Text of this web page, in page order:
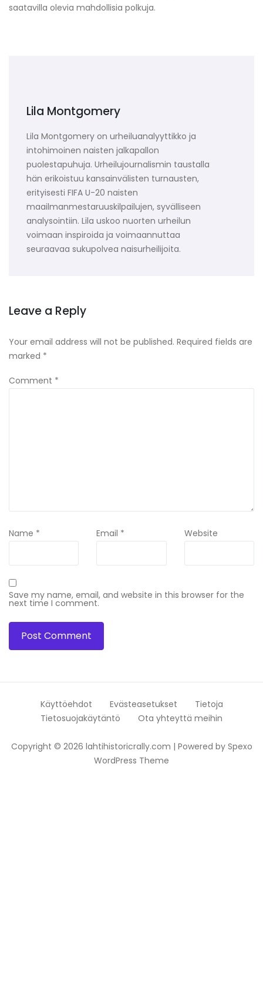
saatavilla olevia mahdollisia polkuja.
Lila Montgomery
Lila Montgomery on urheiluanalyyttikko ja
intohimoinen naisten jalkapallon
puolestapuhuja. Urheilujournalismin taustalla
hän erikoistuu kansainvälisten turnausten,
erityisesti FIFA U-20 naisten
maailmanmestaruuskilpailujen, syvälliseen
analysointiin. Lila uskoo nuorten urheilun
voimaan inspiroida ja voimaannuttaa
seuraavaa sukupolvea naisurheilijoita.
Leave a Reply
Your email address will not be published. Required fields are
marked *
Comment *
Name * Email * Website
Save my name, email, and website in this browser for the
next time I comment.
Copyright © 2026 lahtihistoricrally.com | Powered by Spexo
WordPress Theme
Käyttöehdot Evästeasetukset
Tietoja
Tietosuojakäytäntö
Ota yhteyttä meihin